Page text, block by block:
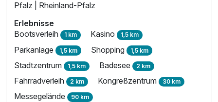
Pfalz | Rheinland-Pfalz
Erlebnisse
Bootsverleih 1 km Kasino 1,5 km
Parkanlage 1,5 km Shopping 1,5 km
Stadtzentrum 1,5 km Badesee 2 km
Fahrradverleih 2 km Kongreßzentrum 30 km
Messegelände 90 km